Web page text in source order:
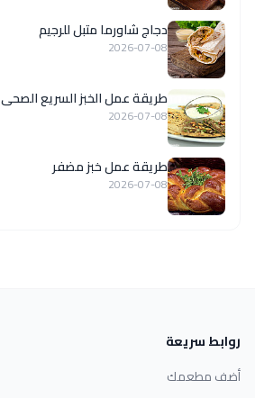
دجاج شاورما متبل للرجيم
2026-07-08
طريقة عمل الخبز السريع الصحى
2026-07-08
طريقة عمل خبز مضفر
2026-07-08
روابط سريعة
أضف مطعمك